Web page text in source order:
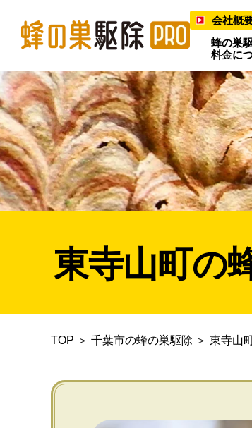
会社概
蜂の巣
料金に
東寺山町の
TOP ＞ 千葉市の蜂の巣駆除 ＞ 東寺山